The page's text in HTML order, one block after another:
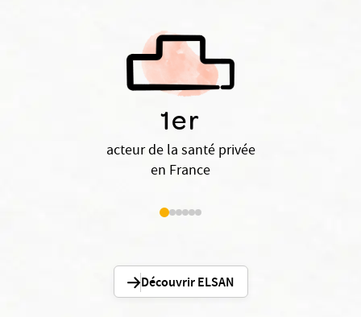
1er
acteur de la santé privée
en France
Découvrir ELSAN